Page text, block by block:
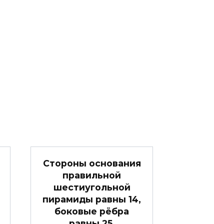
Стороны основания
правильной
шестиугольной
пирамиды равны 14,
боковые рёбра